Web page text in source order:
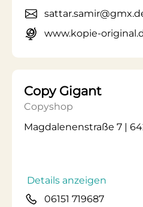
www.kopie-
Copy Gigant
Copyshop
Magdalenenstraße 7 |
Details anzeigen
06151 719687